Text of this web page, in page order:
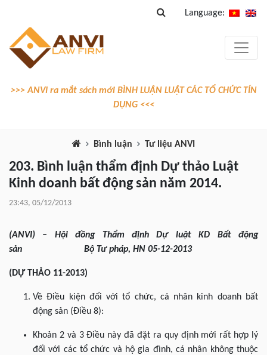
Language:
>>> ANVI ra mắt sách mới BÌNH LUẬN LUẬT CÁC TỔ CHỨC TÍN
DỤNG <<<
Bình luận Tư liệu ANVI
203. Bình luận thẩm định Dự thảo Luật
Kinh doanh bất động sản năm 2014.
23:43, 05/12/2013
(ANVI) – Hội đồng Thẩm định Dự luật KD Bất động
sản Bộ Tư pháp, HN 05-12-2013
(DỰ THẢO 11-2013)
Về Điều kiện đối với tổ chức, cá nhân kinh doanh bất
động sản (Điều 8):
Khoản 2 và 3 Điều này đã đặt ra quy định mới rất hợp lý
đối với các tổ chức và hộ gia đình, cá nhân không thuộc